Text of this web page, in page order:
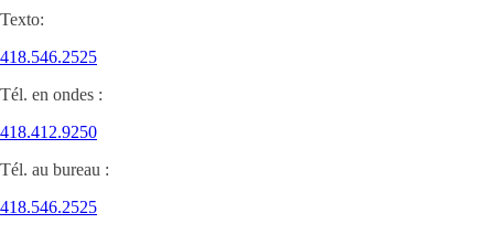
Texto:
418.546.2525
Tél. en ondes :
418.412.9250
Tél. au bureau :
418.546.2525